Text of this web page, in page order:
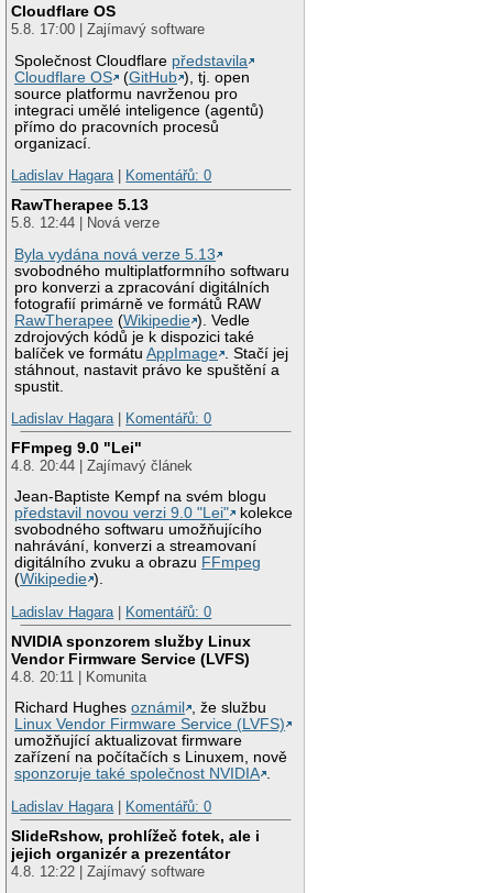
Cloudflare OS
5.8. 17:00 | Zajímavý software
Společnost Cloudflare představila
Cloudflare OS
(GitHub ), tj. open
source platformu navrženou pro
integraci umělé inteligence (agentů)
přímo do pracovních procesů
organizací.
Ladislav Hagara| Komentářů: 0
RawTherapee 5.13
5.8. 12:44 | Nová verze
Byla vydána nová verze 5.13
svobodného multiplatformního softwaru
pro konverzi a zpracování digitálních
fotografií primárně ve formátů RAW
RawTherapee (Wikipedie ). Vedle
zdrojových kódů je k dispozici také
balíček ve formátuAppImage
. Stačí jej
stáhnout, nastavit právo ke spuštění a
spustit.
Ladislav Hagara| Komentářů: 0
FFmpeg 9.0 "Lei"
4.8. 20:44 | Zajímavý článek
Jean-Baptiste Kempf na svém blogu
představil novou verzi 9.0 "Lei"
kolekce
svobodného softwaru umožňujícího
nahrávání, konverzi a streamovaní
digitálního zvuku a obrazu FFmpeg
(Wikipedie ).
Ladislav Hagara| Komentářů: 0
NVIDIA sponzorem služby Linux
Vendor Firmware Service (LVFS)
4.8. 20:11 | Komunita
Richard Hughesoznámil
, že službu
Linux Vendor Firmware Service (LVFS)
umožňující aktualizovat firmware
zařízení na počítačích s Linuxem, nově
sponzoruje také společnost NVIDIA .
Ladislav Hagara| Komentářů: 0
SlideRshow, prohlížeč fotek, ale i
jejich organizér a prezentátor
4.8. 12:22 | Zajímavý software